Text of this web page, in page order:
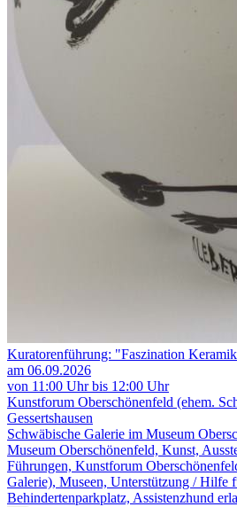
Kuratorenführung: "Faszination
am 06.09.2026
von 11:00 Uhr bis 12:00 Uhr
Kunstforum Oberschönenfeld (ehem.
Gessertshausen
Schwäbische Galerie im Museum
Museum Oberschönenfeld, Kunst,
Führungen, Kunstforum
Galerie), Museen, Unterstützung / Hilfe
Behindertenparkplatz, Assistenzhund